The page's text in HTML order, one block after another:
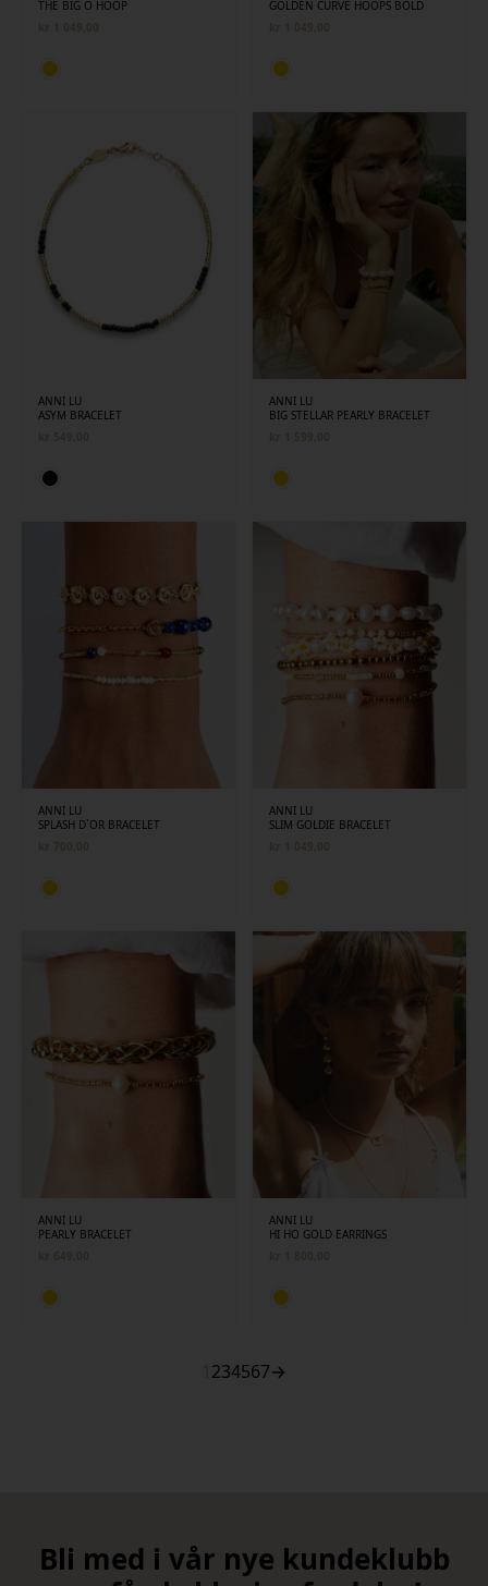
THE BIG O HOOP
GOLDEN CURVE HOOPS BOLD
ANNI LU
ASYM BRACELET
ANNI LU
BIG STELLAR PEARLY BRACELET
ANNI LU
SPLASH D`OR BRACELET
ANNI LU
SLIM GOLDIE BRACELET
ANNI LU
PEARLY BRACELET
ANNI LU
HI HO GOLD EARRINGS
234567→
Bli med i vår nye kundeklubb